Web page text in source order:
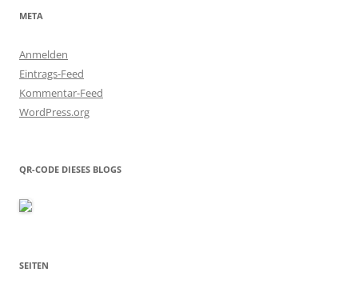
META
Anmelden
Eintrags-Feed
Kommentar-Feed
WordPress.org
QR-CODE DIESES BLOGS
SEITEN